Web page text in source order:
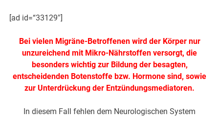
[ad id=“33129″]
Bei vielen Migräne-Betroffenen wird der Körper nur
unzureichend mit Mikro-Nährstoffen versorgt, die
besonders wichtig zur Bildung der besagten,
entscheidenden Botenstoffe bzw. Hormone sind, sowie
zur Unterdrückung der Entzündungsmediatoren.
In diesem Fall fehlen dem Neurologischen System